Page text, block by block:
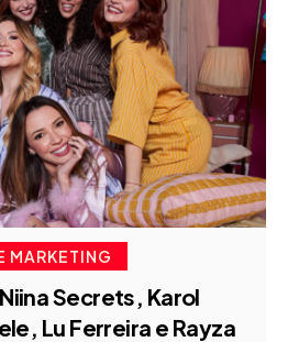
MARKETING
Secrets, Karol
Lu Ferreira e Rayza